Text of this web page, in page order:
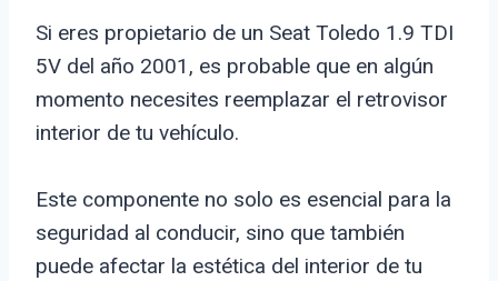
Si eres propietario de un Seat Toledo 1.9 TDI
5V del año 2001, es probable que en algún
momento necesites reemplazar el retrovisor
interior de tu vehículo.
Este componente no solo es esencial para la
seguridad al conducir, sino que también
puede afectar la estética del interior de tu